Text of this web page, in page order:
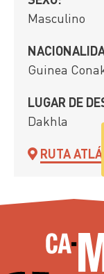
Masculino
Guinea
LUGAR DE
Dakhla
RUTA